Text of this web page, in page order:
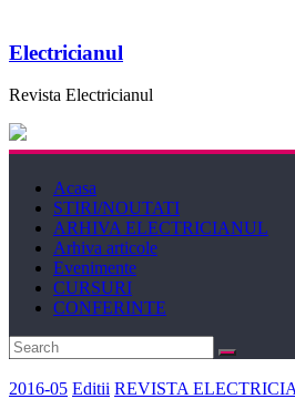
Electricianul
Revista Electricianul
Acasa
STIRI/NOUTATI
ARHIVA ELECTRICIANUL
Arhiva articole
Evenimente
CURSURI
CONFERINTE
2016-05 Editii REVISTA